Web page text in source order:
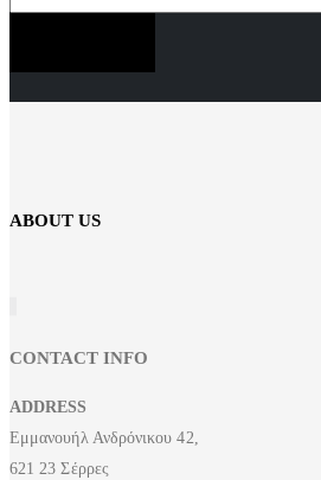
ABOUT US
CONTACT INFO
ADDRESS
Εμμανουήλ Ανδρόνικου 42,
621 23 Σέρρες